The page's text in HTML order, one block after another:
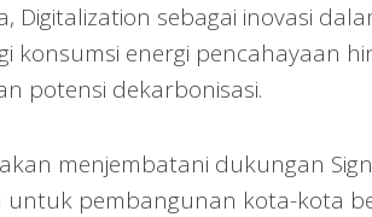
Digitalization sebagai inovasi
konsumsi energi pencahayaan
potensi dekarbonisasi.
akan menjembatani dukungan
untuk pembangunan kota-kota